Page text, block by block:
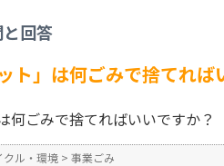
回答
ト」は何ごみで捨てれば
何ごみで捨てればいいですか？
クル・環境 > 事業ごみ